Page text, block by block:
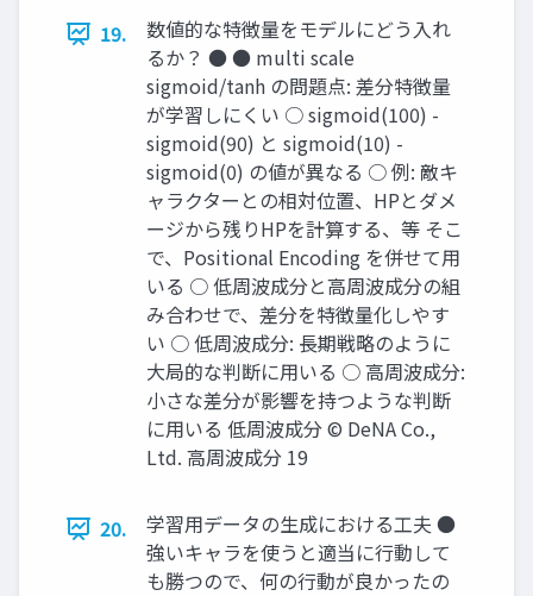
19.
数値的な特徴量をモデルにどう入れ
るか？ ● ● multi scale
sigmoid/tanh の問題点: 差分特徴量
が学習しにくい ○ sigmoid(100) -
sigmoid(90) と sigmoid(10) -
sigmoid(0) の値が異なる ○ 例: 敵キ
ャラクターとの相対位置、HPとダメ
ージから残りHPを計算する、等 そこ
で、Positional Encoding を併せて用
いる ○ 低周波成分と高周波成分の組
み合わせで、差分を特徴量化しやす
い ○ 低周波成分: 長期戦略のように
大局的な判断に用いる ○ 高周波成分:
小さな差分が影響を持つような判断
に用いる 低周波成分 © DeNA Co.,
Ltd. 高周波成分 19
20.
学習用データの生成における工夫 ●
強いキャラを使うと適当に行動して
も勝つので、何の行動が良かったの